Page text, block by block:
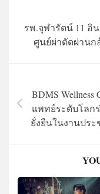
รพ.จุฬารัตน์ 11 อิ
ศูนย์ผ่าตัดผ่าน
BDMS
แพทย์ระดับโลก
ยั่งยืนในงานประชุ